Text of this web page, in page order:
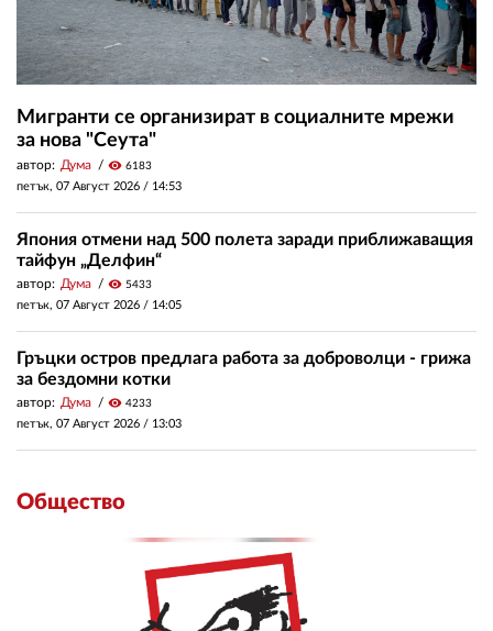
Мигранти се организират в социалните мрежи
за нова "Сеута"
автор: Дума visibility 6183
петък, 07 Август 2026 / 14:53
Япония отмени над 500 полета заради приближаващия
тайфун „Делфин“
автор: Дума visibility 5433
петък, 07 Август 2026 / 14:05
Гръцки остров предлага работа за доброволци - грижа
за бездомни котки
автор: Дума visibility 4233
петък, 07 Август 2026 / 13:03
Общество